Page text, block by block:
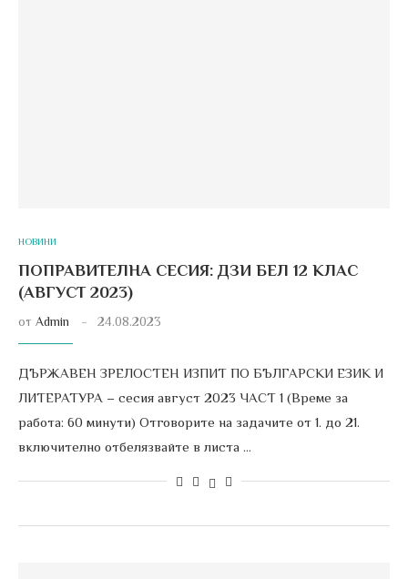
НОВИНИ
ПОПРАВИТЕЛНА СЕСИЯ: ДЗИ БЕЛ 12 КЛАС
(АВГУСТ 2023)
от Admin 24.08.2023
ДЪРЖАВЕН ЗРЕЛОСТЕН ИЗПИТ ПО БЪЛГАРСКИ ЕЗИК И
ЛИТЕРАТУРА – сесия август 2023 ЧАСТ 1 (Време за
работа: 60 минути) Отговорите на задачите от 1. до 21.
включително отбелязвайте в листа …